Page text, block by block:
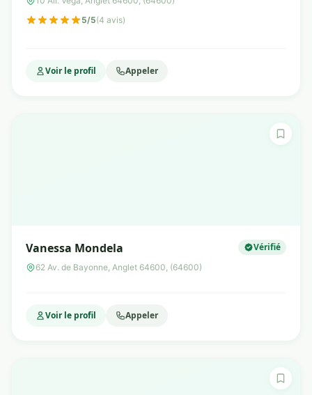
5/5(4 avis)
Voir le profil Appeler
Vanessa Mondela Vérifié
62 Av. de Bayonne, Anglet 64600, (64600)
Voir le profil Appeler